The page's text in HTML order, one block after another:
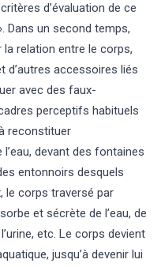
d’évaluation de ce
Dans un second temps,
relation entre le corps,
d’autres accessoires liés
avec des faux-
perceptifs habituels
reconstituer
devant des fontaines
entonnoirs desquels
le corps traversé par
et sécrète de l’eau, de
etc. Le corps devient
jusqu’à devenir lui